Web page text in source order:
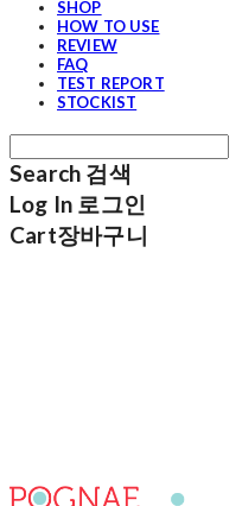
SHOP
HOW TO USE
REVIEW
FAQ
TEST REPORT
STOCKIST
Search 검색
Log In 로그인
Cart장바구니